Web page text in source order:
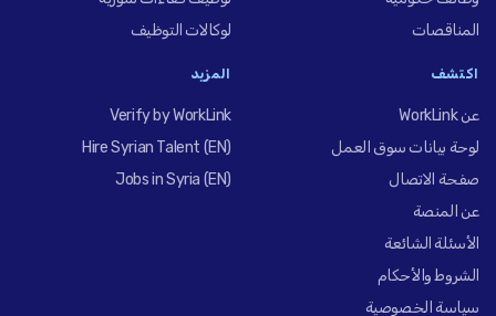
المناقصات
لوكالات التوظيف
اكتشف
عن WorkLink
لوحة بيانات سوق العمل
صفحة الاتصال
عن المنصة
الأسئلة الشائعة
الشروط والأحكام
سياسة الخصوصية
المزيد
Verify by WorkLink
Hire Syrian Talent (EN)
Jobs in Syria (EN)